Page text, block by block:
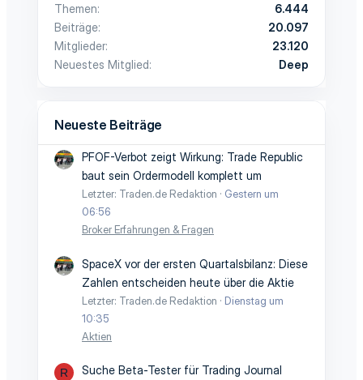
Themen
6.444
Beiträge
20.097
Mitglieder
23.120
Neuestes Mitglied
Deep
Neueste Beiträge
PFOF-Verbot zeigt Wirkung: Trade Republic
baut sein Ordermodell komplett um
Letzter: Traden.de Redaktion
Gestern um
06:56
Broker Erfahrungen & Fragen
SpaceX vor der ersten Quartalsbilanz: Diese
Zahlen entscheiden heute über die Aktie
Letzter: Traden.de Redaktion
Dienstag um
10:35
Aktien
R Suche Beta-Tester für Trading Journal